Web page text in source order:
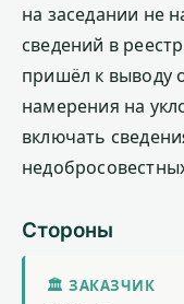
на заседании не
сведений в
пришёл к выводу
намерения на
включать
Стороны
🏛 ЗАКАЗЧИК